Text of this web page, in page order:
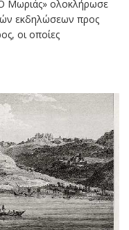
Μωριάς» ολοκλήρωσε
εκδηλώσεων προς
οι οποίες